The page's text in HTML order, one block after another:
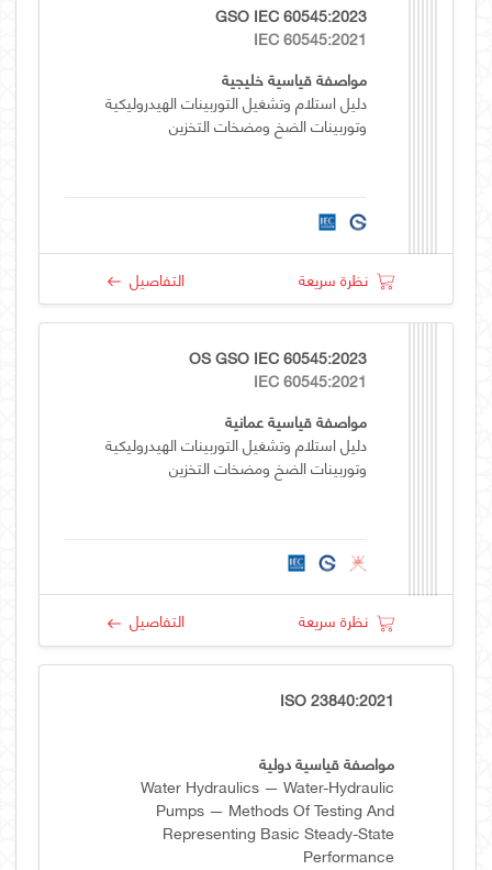
GSO IEC 60545:2023
IEC 60545:2021
مواصفة قياسية خليجية
دليل استلام وتشغيل التوربينات الهيدروليكية
وتوربينات الضخ ومضخات التخزين
نظرة سريعة التفاصيل
OS GSO IEC 60545:2023
IEC 60545:2021
مواصفة قياسية عمانية
دليل استلام وتشغيل التوربينات الهيدروليكية
وتوربينات الضخ ومضخات التخزين
نظرة سريعة التفاصيل
ISO 23840:2021
مواصفة قياسية دولية
Water Hydraulics — Water-Hydraulic
Pumps — Methods Of Testing And
Representing Basic Steady-State
Performance